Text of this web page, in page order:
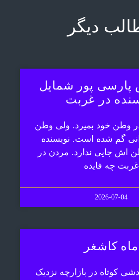
دیگر
پور شمایل
در غربت
در وطن خود بمیرد. ولی وطن
گم شده است. نویسنده
اش جایی ندارد. مردن در
غربت چه فایده
2026-07-04
ماه کاشغر
کوتاه در بازارچه نزدیک